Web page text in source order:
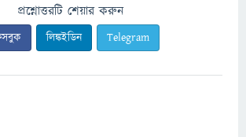
প্রশ্নোত্তরটি শেয়ার করুন
লিঙ্কইডিন Telegram